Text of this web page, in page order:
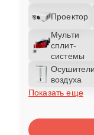
Проектор
Мульти
сплит-
системы
Осушители
воздуха
Показать еще